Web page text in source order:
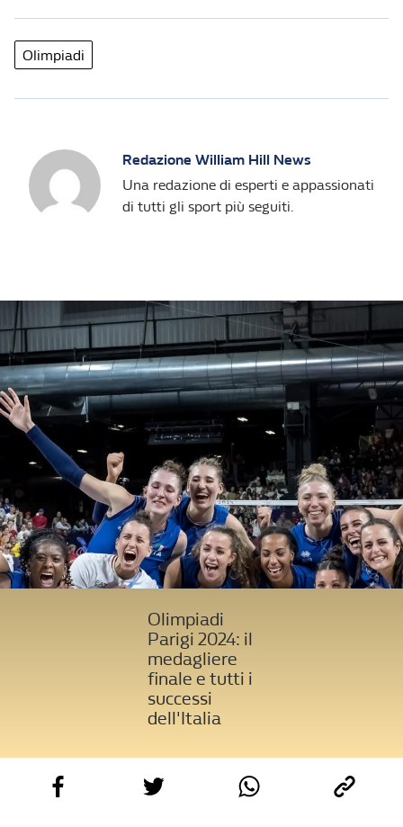
Olimpiadi
Redazione William Hill News
Una redazione di esperti e appassionati
di tutti gli sport più seguiti.
Olimpiadi
Parigi 2024: il
medagliere
finale e tutti i
successi
dell'Italia